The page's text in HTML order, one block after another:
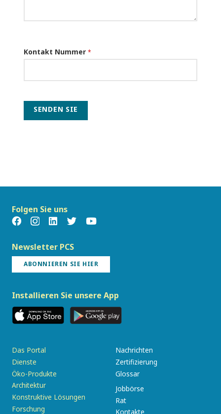
Kontakt Nummer *
SENDEN SIE
Folgen Sie uns
Newsletter PCS
ABONNIEREN SIE HIER
Installieren Sie unsere App
Das Portal
Dienste
Öko-Produkte
Architektur
Konstruktive Lösungen
Forschung
Nachrichten
Zertifizierung
Glossar
Jobbörse
Rat
Kontakte